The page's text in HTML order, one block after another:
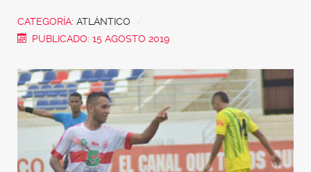
CATEGORÍA: ATLÁNTICO
PUBLICADO: 15 AGOSTO 2019